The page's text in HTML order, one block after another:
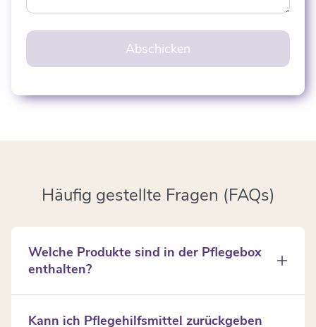
Abschicken
Häufig gestellte Fragen (FAQs)
Welche Produkte sind in der Pflegebox
enthalten?
Einmalhandschuhe, Mundschutz, Schutzschürzen,
Kann ich Pflegehilfsmittel zurückgeben